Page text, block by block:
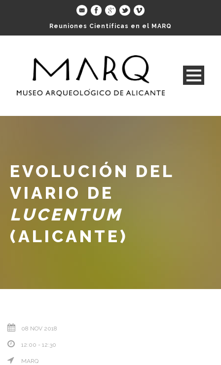
Reuniones Científicas en el MARQ
EVOLUCIÓN DEL
VIARIO DE
LUCENTUM
(ALICANTE)
08 NOV 2018
12:00 - 12:30
MARQ